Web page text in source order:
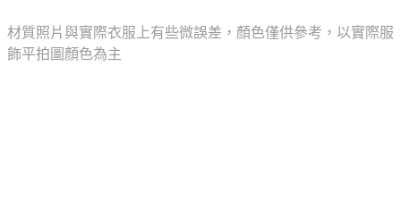
材質照片與實際衣服上有些微誤差，顏色僅供參考，以實際服
飾平拍圖顏色為主